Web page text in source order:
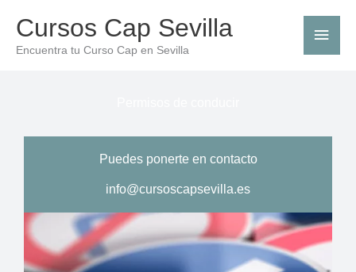
contenido
Cursos Cap Sevilla
Encuentra tu Curso Cap en Sevilla
Puedes ponerte en contacto
info@cursoscapsevilla.es